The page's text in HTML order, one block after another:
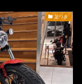
足つき